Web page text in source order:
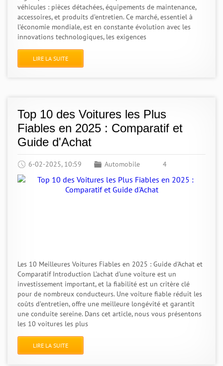
véhicules : pièces détachées, équipements de maintenance,
accessoires, et produits d’entretien. Ce marché, essentiel à
l’économie mondiale, est en constante évolution avec les
innovations technologiques, les exigences
LIRE LA SUITE
Top 10 des Voitures les Plus
Fiables en 2025 : Comparatif et
Guide d'Achat
6-02-2025, 10:59 Automobile 4
Les 10 Meilleures Voitures Fiables en 2025 : Guide d'Achat et
Comparatif Introduction L’achat d’une voiture est un
investissement important, et la fiabilité est un critère clé
pour de nombreux conducteurs. Une voiture fiable réduit les
coûts d’entretien, offre une meilleure longévité et garantit
une conduite sereine. Dans cet article, nous vous présentons
les 10 voitures les plus
LIRE LA SUITE